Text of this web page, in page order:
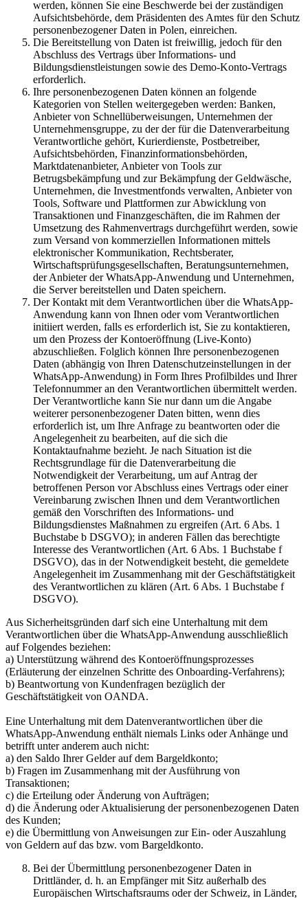
werden, können Sie eine Beschwerde bei der zuständigen
Aufsichtsbehörde, dem Präsidenten des Amtes für den Schutz
personenbezogener Daten in Polen, einreichen.
Die Bereitstellung von Daten ist freiwillig, jedoch für den
Abschluss des Vertrags über Informations- und
Bildungsdienstleistungen sowie des Demo-Konto-Vertrags
erforderlich.
Ihre personenbezogenen Daten können an folgende
Kategorien von Stellen weitergegeben werden: Banken,
Anbieter von Schnellüberweisungen, Unternehmen der
Unternehmensgruppe, zu der der für die Datenverarbeitung
Verantwortliche gehört, Kurierdienste, Postbetreiber,
Aufsichtsbehörden, Finanzinformationsbehörden,
Marktdatenanbieter, Anbieter von Tools zur
Betrugsbekämpfung und zur Bekämpfung der Geldwäsche,
Unternehmen, die Investmentfonds verwalten, Anbieter von
Tools, Software und Plattformen zur Abwicklung von
Transaktionen und Finanzgeschäften, die im Rahmen der
Umsetzung des Rahmenvertrags durchgeführt werden, sowie
zum Versand von kommerziellen Informationen mittels
elektronischer Kommunikation, Rechtsberater,
Wirtschaftsprüfungsgesellschaften, Beratungsunternehmen,
der Anbieter der WhatsApp-Anwendung und Unternehmen,
die Server bereitstellen und Daten speichern.
Der Kontakt mit dem Verantwortlichen über die WhatsApp-
Anwendung kann von Ihnen oder vom Verantwortlichen
initiiert werden, falls es erforderlich ist, Sie zu kontaktieren,
um den Prozess der Kontoeröffnung (Live-Konto)
abzuschließen. Folglich können Ihre personenbezogenen
Daten (abhängig von Ihren Datenschutzeinstellungen in der
WhatsApp-Anwendung) in Form Ihres Profilbildes und Ihrer
Telefonnummer an den Verantwortlichen übermittelt werden.
Der Verantwortliche kann Sie nur dann um die Angabe
weiterer personenbezogener Daten bitten, wenn dies
erforderlich ist, um Ihre Anfrage zu beantworten oder die
Angelegenheit zu bearbeiten, auf die sich die
Kontaktaufnahme bezieht. Je nach Situation ist die
Rechtsgrundlage für die Datenverarbeitung die
Notwendigkeit der Verarbeitung, um auf Antrag der
betroffenen Person vor Abschluss eines Vertrags oder einer
Vereinbarung zwischen Ihnen und dem Verantwortlichen
gemäß den Vorschriften des Informations- und
Bildungsdienstes Maßnahmen zu ergreifen (Art. 6 Abs. 1
Buchstabe b DSGVO); in anderen Fällen das berechtigte
Interesse des Verantwortlichen (Art. 6 Abs. 1 Buchstabe f
DSGVO), das in der Notwendigkeit besteht, die gemeldete
Angelegenheit im Zusammenhang mit der Geschäftstätigkeit
des Verantwortlichen zu klären (Art. 6 Abs. 1 Buchstabe f
DSGVO).
Aus Sicherheitsgründen darf sich eine Unterhaltung mit dem
Verantwortlichen über die WhatsApp-Anwendung ausschließlich
auf Folgendes beziehen:
a) Unterstützung während des Kontoeröffnungsprozesses
(Erläuterung der einzelnen Schritte des Onboarding-Verfahrens);
b) Beantwortung von Kundenfragen bezüglich der
Geschäftstätigkeit von OANDA.
Eine Unterhaltung mit dem Datenverantwortlichen über die
WhatsApp-Anwendung enthält niemals Links oder Anhänge und
betrifft unter anderem auch nicht:
a) den Saldo Ihrer Gelder auf dem Bargeldkonto;
b) Fragen im Zusammenhang mit der Ausführung von
Transaktionen;
c) die Erteilung oder Änderung von Aufträgen;
d) die Änderung oder Aktualisierung der personenbezogenen Daten
des Kunden;
e) die Übermittlung von Anweisungen zur Ein- oder Auszahlung
von Geldern auf das bzw. vom Bargeldkonto.
Bei der Übermittlung personenbezogener Daten in
Drittländer, d. h. an Empfänger mit Sitz außerhalb des
Europäischen Wirtschaftsraums oder der Schweiz, in Länder,